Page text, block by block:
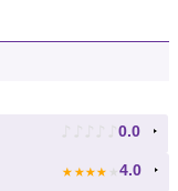
♪ ♪ ♪ ♪ ♪ 0.0
★ ★ ★ ★ ★ 4.0